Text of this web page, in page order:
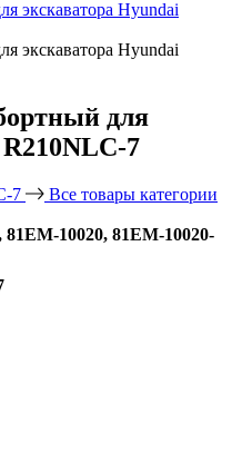
для
7
7 Все товары категории
10020, 81EM-10020-